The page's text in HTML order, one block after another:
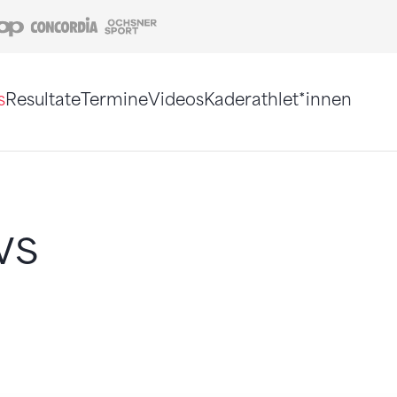
Coop Concordia
ResultateTermineVideosKaderathlet*innen